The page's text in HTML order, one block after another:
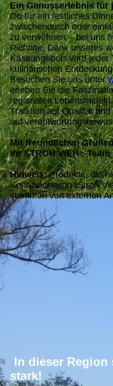
Ein Genusserlebnis für
Ob für ein festliches
zwischendurch oder
zu verwöhnen – bei uns
Richtige. Dank unseres
Käseangebots wird jeder
kulinarischen
Besuchen Sie uns unter
erleben Sie die
regionalen
Tradition auf Qualität
auf
Mit freundlichen
Ihr STROH VIEH®-Team
Hinweis:Produkte, die
Kennzeichnung „Stroh
stammen von externen
In dieser
stark!